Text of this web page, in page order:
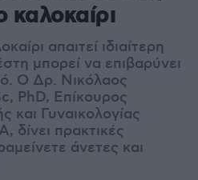
καλοκαίρι
απαιτεί ιδιαίτερη
μπορεί να επιβαρύνει
Ο Δρ. Νικόλαος
PhD, Επίκουρος
και Γυναικολογίας
δίνει πρακτικές
άνετες και